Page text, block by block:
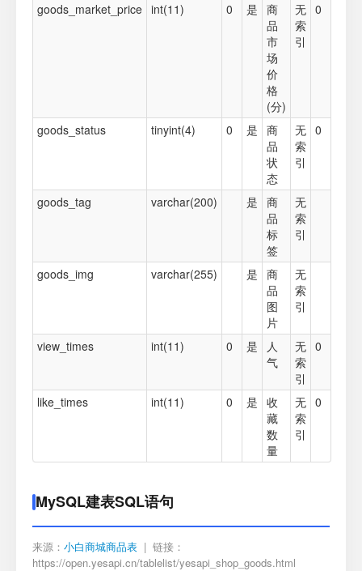
goods_market_price int(11) 0 是 商
品
市
场
价
格
(分)
无
索
引
0
goods_status tinyint(4) 0 是 商
品
状
态
无
索
引
0
goods_tag varchar(200) 是 商
品
标
签
无
索
引
goods_img varchar(255) 是 商
品
图
片
无
索
引
view_times int(11) 0 是
人
气
无
索
引
0
like_times int(11) 0 是 收
藏
数
量
无
索
引
0
MySQL建表SQL语句
来源： 小白商城商品表 | 链接：
https://open.yesapi.cn/tablelist/yesapi_shop_goods.html